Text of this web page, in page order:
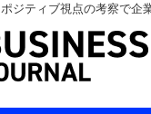
ポジティブ視点の考察で企